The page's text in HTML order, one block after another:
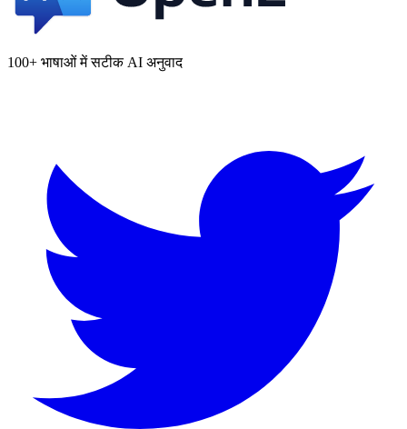
100+ भाषाओं में सटीक AI अनुवाद